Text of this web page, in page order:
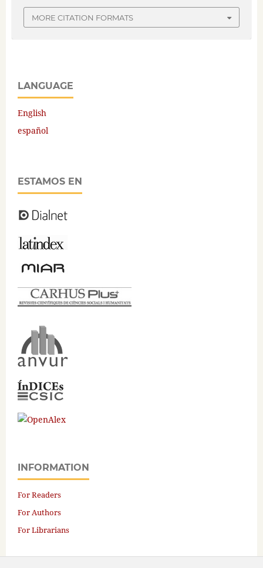
MORE CITATION FORMATS
LANGUAGE
English
español
ESTAMOS EN
INFORMATION
For Readers
For Authors
For Librarians